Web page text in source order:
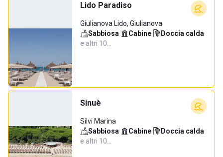
Lido Paradiso
Giulianova Lido, Giulianova
Sabbiosa· Cabine· Doccia calda·
e altri 10…
Sinuè
Silvi Marina
Sabbiosa· Cabine· Doccia calda·
e altri 10…